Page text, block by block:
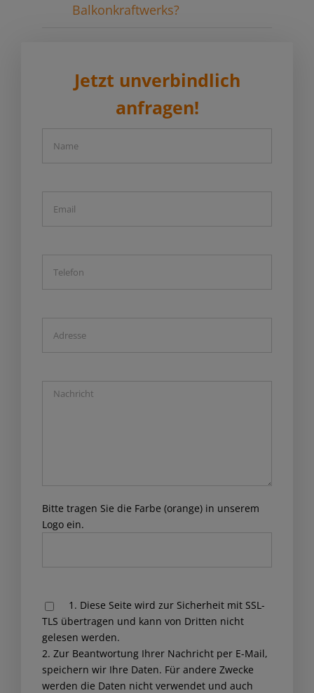
Balkonkraftwerks?
Jetzt unverbindlich
anfragen!
Bitte tragen Sie die Farbe (orange) in unserem
Logo ein.
leave
this
field
empty.
1. Diese Seite wird zur Sicherheit mit SSL-
TLS übertragen und kann von Dritten nicht
gelesen werden.
2. Zur Beantwortung Ihrer Nachricht per E-Mail,
speichern wir Ihre Daten. Für andere Zwecke
werden die Daten nicht verwendet und auch